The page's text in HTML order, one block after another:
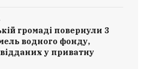
громаді повернули 3
водного фонду,
у приватну